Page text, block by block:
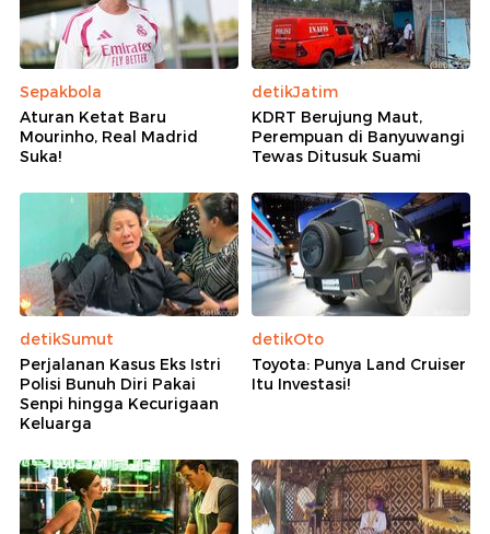
Sepakbola
Aturan Ketat Baru
Mourinho, Real Madrid
Suka!
detikJatim
KDRT Berujung Maut,
Perempuan di Banyuwangi
Tewas Ditusuk Suami
detikSumut
Perjalanan Kasus Eks Istri
Polisi Bunuh Diri Pakai
Senpi hingga Kecurigaan
Keluarga
detikOto
Toyota: Punya Land Cruiser
Itu Investasi!